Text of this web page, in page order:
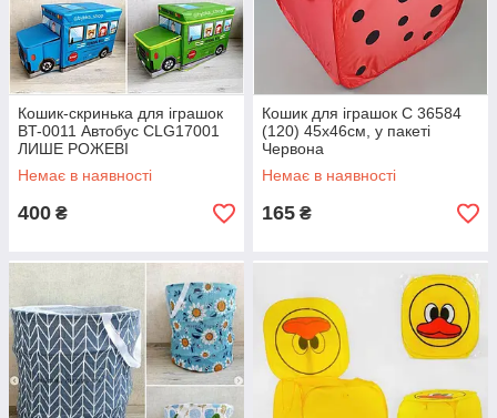
Кошик-скринька для іграшок
BT-0011 Автобус CLG17001
ЛИШЕ РОЖЕВІ
Немає в наявності
400 ₴
Кошик для іграшок С 36584
(120) 45х46см, у пакеті
Червона
Немає в наявності
165 ₴